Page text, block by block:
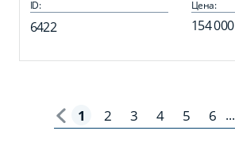
ID:
6422
Цена:
154 000
1 2 3 4 5 6 ...